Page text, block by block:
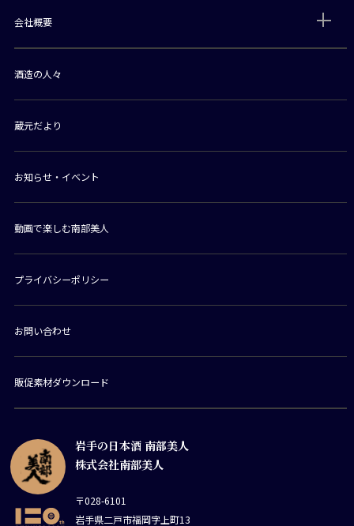
岩手の日本酒 南部美人
株式会社南部美人
〒028-6101
岩手県二戸市福岡字上町13
会社概要
酒造の人々
蔵元だより
お知らせ・イベント
動画で楽しむ南部美人
プライバシーポリシー
お問い合わせ
販促素材ダウンロード